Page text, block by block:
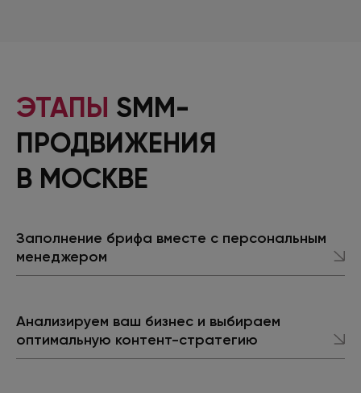
ЭТАПЫ SMM-
ПРОДВИЖЕНИЯ
В МОСКВЕ
Заполнение брифа вместе с персональным
менеджером
Анализируем ваш бизнес и выбираем
оптимальную контент-стратегию